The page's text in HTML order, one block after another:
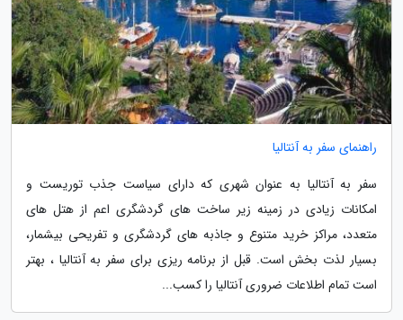
راهنمای سفر به آنتالیا
سفر به آنتالیا به عنوان شهری که دارای سیاست جذب توریست و
امکانات زیادی در زمینه زیر ساخت های گردشگری اعم از هتل های
متعدد، مراکز خرید متنوع و جاذبه های گردشگری و تفریحی بیشمار،
بسیار لذت بخش است. قبل از برنامه ریزی برای سفر به آنتالیا ، بهتر
است تمام اطلاعات ضروری آنتالیا را کسب...